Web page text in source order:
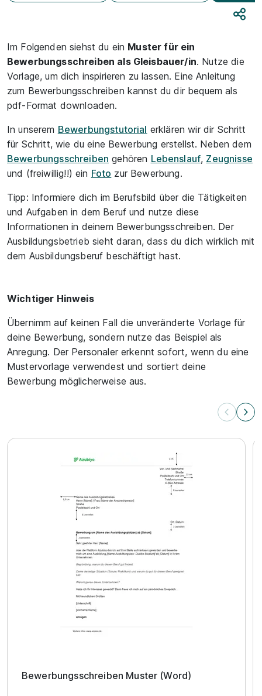
Im Folgenden siehst du ein Muster für ein
Bewerbungsschreiben als Gleisbauer/in. Nutze die
Vorlage, um dich inspirieren zu lassen. Eine Anleitung
zum Bewerbungsschreiben kannst du dir bequem als
pdf-Format downloaden.
In unserem Bewerbungstutorial erklären wir dir Schritt
für Schritt, wie du eine Bewerbung erstellst. Neben dem
Bewerbungsschreiben gehören Lebenslauf, Zeugnisse
und (freiwillig!!) ein Foto zur Bewerbung.
Tipp: Informiere dich im Berufsbild über die Tätigkeiten
und Aufgaben in dem Beruf und nutze diese
Informationen in deinem Bewerbungsschreiben. Der
Ausbildungsbetrieb sieht daran, dass du dich wirklich mit
dem Ausbildungsberuf beschäftigt hast.
Wichtiger Hinweis
Übernimm auf keinen Fall die unveränderte Vorlage für
deine Bewerbung, sondern nutze das Beispiel als
Anregung. Der Personaler erkennt sofort, wenn du eine
Mustervorlage verwendest und sortiert deine
Bewerbung möglicherweise aus.
Bewerbungsschreiben Muster (Word)